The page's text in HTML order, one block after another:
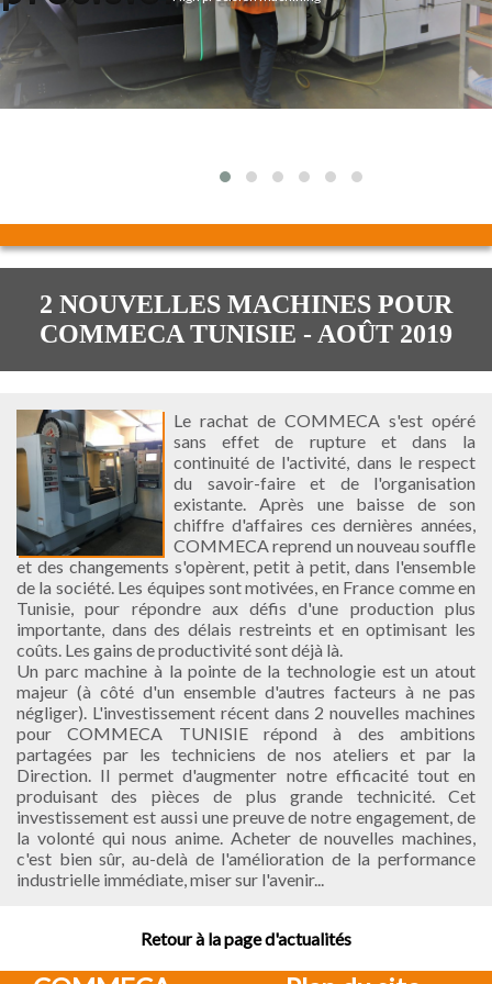
2 NOUVELLES MACHINES POUR
COMMECA TUNISIE - AOÛT 2019
Le rachat de COMMECA s'est opéré
sans effet de rupture et dans la
continuité de l'activité, dans le respect
du savoir-faire et de l'organisation
existante. Après une baisse de son
chiffre d'affaires ces dernières années,
COMMECA reprend un nouveau souffle
et des changements s'opèrent, petit à petit, dans l'ensemble
de la société. Les équipes sont motivées, en France comme en
Tunisie, pour répondre aux défis d'une production plus
importante, dans des délais restreints et en optimisant les
coûts. Les gains de productivité sont déjà là.
Un parc machine à la pointe de la technologie est un atout
majeur (à côté d'un ensemble d'autres facteurs à ne pas
négliger). L'investissement récent dans 2 nouvelles machines
pour COMMECA TUNISIE répond à des ambitions
partagées par les techniciens de nos ateliers et par la
Direction. Il permet d'augmenter notre efficacité tout en
produisant des pièces de plus grande technicité. Cet
investissement est aussi une preuve de notre engagement, de
la volonté qui nous anime. Acheter de nouvelles machines,
c'est bien sûr, au-delà de l'amélioration de la performance
industrielle immédiate, miser sur l'avenir...
Retour à la page d'actualités